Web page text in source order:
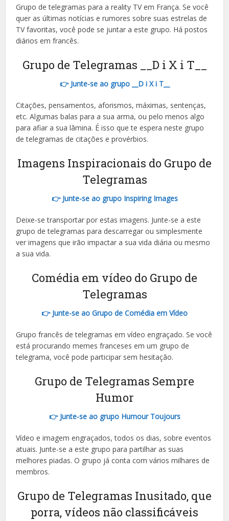
Indonesian
Hungarian
Estonian
Hebrew
Lithuanian
Vietnamese
Grupo de telegramas para a reality TV em França. Se você
quer as últimas notícias e rumores sobre suas estrelas de
TV favoritas, você pode se juntar a este grupo. Há postos
diários em francês.
Grupo de Telegramas __D i X i T__
👉 Junte-se ao grupo __D i X i T__
Citações, pensamentos, aforismos, máximas, sentenças,
etc. Algumas balas para a sua arma, ou pelo menos algo
para afiar a sua lâmina. É isso que te espera neste grupo
de telegramas de citações e provérbios.
Imagens Inspiracionais do Grupo de
Telegramas
👉 Junte-se ao grupo Inspiring Images
Deixe-se transportar por estas imagens. Junte-se a este
grupo de telegramas para descarregar ou simplesmente
ver imagens que irão impactar a sua vida diária ou mesmo
a sua vida.
Comédia em vídeo do Grupo de
Telegramas
👉 Junte-se ao Grupo de Comédia em Vídeo
Grupo francês de telegramas em vídeo engraçado. Se você
está procurando memes franceses em um grupo de
telegrama, você pode participar sem hesitação.
Grupo de Telegramas Sempre
Humor
👉 Junte-se ao grupo Humour Toujours
Vídeo e imagem engraçados, todos os dias, sobre eventos
atuais. Junte-se a este grupo para partilhar as suas
melhores piadas. O grupo já conta com vários milhares de
membros.
Grupo de Telegramas Inusitado, que
porra, vídeos não classificáveis